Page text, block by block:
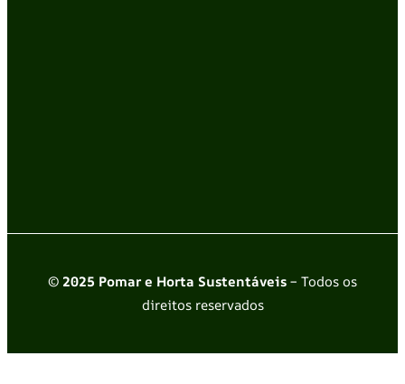
© 2025 Pomar e Horta Sustentáveis– Todos os
direitos reservados